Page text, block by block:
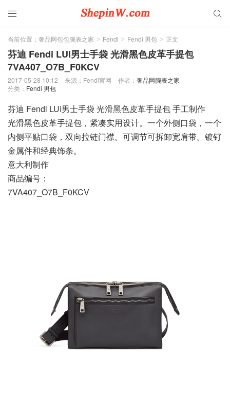
 
当前位置： 奢品网包包腕表之家 > Fendi > Fendi 男包 > 正文
芬迪 Fendi LUI男士手袋 光滑黑色皮革手提包
7VA407_O7B_F0KCV
2017-05-28 10:12 来源：Fendi官网 作者： 奢品网腕表之家
分类： Fendi 男包
芬迪 Fendi LUI男士手袋 光滑黑色皮革手提包 手工制作
光滑黑色皮革手提包，紧凑实用设计。一个外侧口袋，一个
内侧平贴口袋，双向拉链门襟。可调节可拆卸宽肩带。镀钌
金属件和经典饰条。
意大利制作
商品编号：
7VA407_O7B_F0KCV